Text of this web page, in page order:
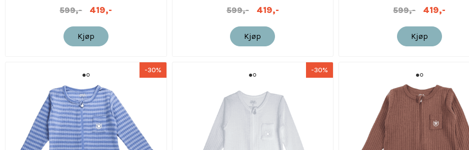
599,- 419,-
Kjøp
599,- 419,-
Kjøp
599,- 419,-
Kjøp
-30% -30%